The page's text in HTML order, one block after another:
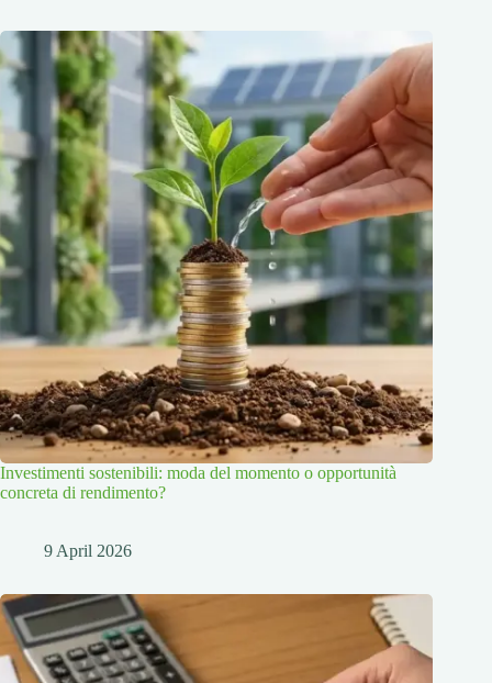
Investimenti sostenibili: moda del momento o opportunità
concreta di rendimento?
9 April 2026